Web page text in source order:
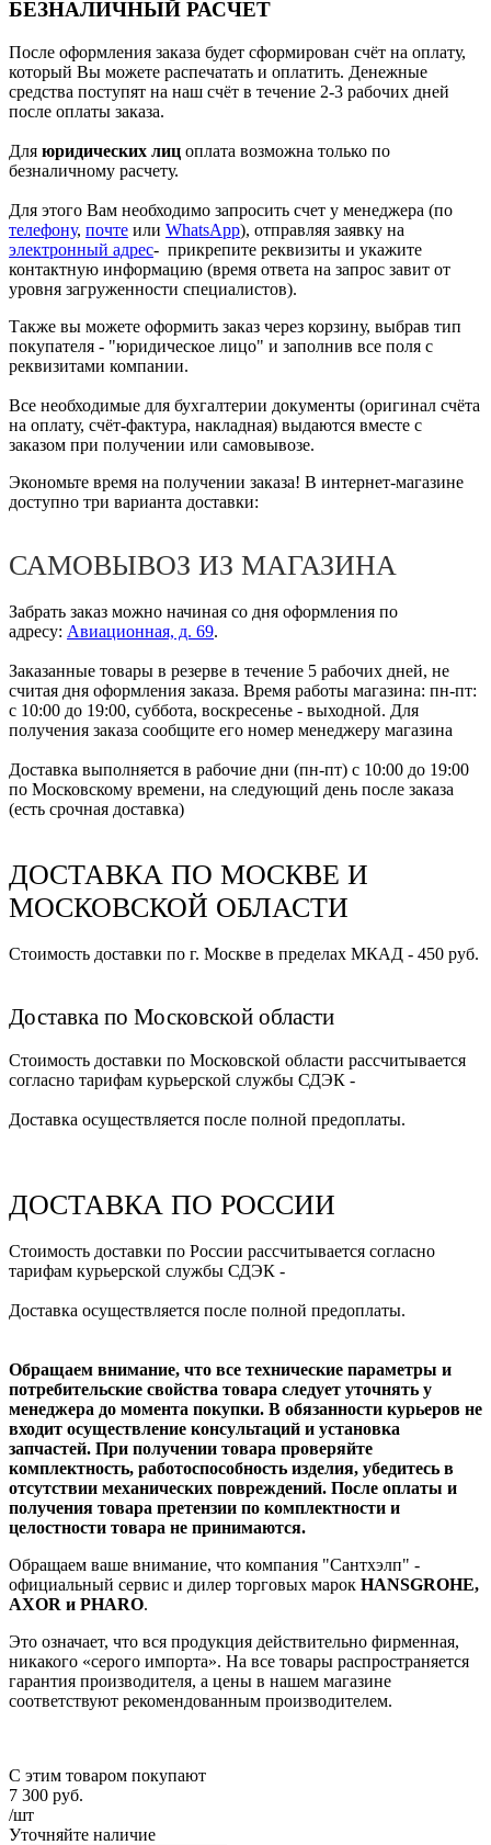
БЕЗНАЛИЧНЫЙ РАСЧЕТ
После оформления заказа будет сформирован счёт на оплату,
который Вы можете распечатать и оплатить. Денежные
средства поступят на наш счёт в течение 2-3 рабочих дней
после оплаты заказа.
Для юридических лиц оплата возможна только по
безналичному расчету.
Для этого Вам необходимо запросить счет у менеджера (по
телефону, почте или WhatsApp), отправляя заявку на
электронный адрес- прикрепите реквизиты и укажите
контактную информацию (время ответа на запрос завит от
уровня загруженности специалистов).
Также вы можете оформить заказ через корзину, выбрав тип
покупателя - "юридическое лицо" и заполнив все поля с
реквизитами компании.
Все необходимые для бухгалтерии документы (оригинал счёта
на оплату, счёт-фактура, накладная) выдаются вместе с
заказом при получении или самовывозе.
Экономьте время на получении заказа! В интернет-магазине
доступно три варианта доставки:
САМОВЫВОЗ ИЗ МАГАЗИНА
Забрать заказ можно начиная со дня оформления по
адресу: Авиационная, д. 69.
Заказанные товары в резерве в течение 5 рабочих дней, не
считая дня оформления заказа. Время работы магазина: пн-пт:
с 10:00 до 19:00, суббота, воскресенье - выходной. Для
получения заказа сообщите его номер менеджеру магазина
Доставка выполняется в рабочие дни (пн-пт) с 10:00 до 19:00
по Московскому времени, на следующий день после заказа
(есть срочная доставка)
ДОСТАВКА ПО МОСКВЕ И
МОСКОВСКОЙ ОБЛАСТИ
Стоимость доставки по г. Москве в пределах МКАД - 450 руб.
Доставка по Московской области
Стоимость доставки по Московской области рассчитывается
согласно тарифам курьерской службы СДЭК -
Доставка осуществляется после полной предоплаты.
ДОСТАВКА ПО РОССИИ
Стоимость доставки по России рассчитывается согласно
тарифам курьерской службы СДЭК -
Доставка осуществляется после полной предоплаты.
Обращаем внимание, что все технические параметры и
потребительские свойства товара следует уточнять у
менеджера до момента покупки. В обязанности курьеров не
входит осуществление консультаций и установка
запчастей. При получении товара проверяйте
комплектность, работоспособность изделия, убедитесь в
отсутствии механических повреждений. После оплаты и
получения товара претензии по комплектности и
целостности товара не принимаются.
Обращаем ваше внимание, что компания "Сантхэлп" -
официальный сервис и дилер торговых марок HANSGROHE,
AXOR и PHARO.
Это означает, что вся продукция действительно фирменная,
никакого «серого импорта». На все товары распространяется
гарантия производителя, а цены в нашем магазине
соответствуют рекомендованным производителем.
С этим товаром покупают
7 300 руб.
/шт
Уточняйте наличие